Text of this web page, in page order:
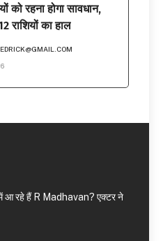
को रहना होगा सावधान,
राशियों का हाल
में आ रहे हैं R Madhavan? एक्टर ने